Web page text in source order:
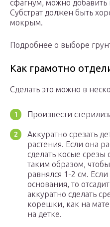
сфагнум, можно добавить
Субстрат должен быть
мокрым.
Подробнее о выборе
Как грамотно
Сделать это можно в
Произвести
Аккуратно срезать
растения. Если она
сделать косые срезы
таким образом, чтобы
равнялся 1-2 см. Если
основания, то
аккуратно сделать
корешки, как на
на детке.